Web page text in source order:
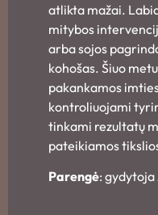
atlikta mažai.
mitybos
arba sojos
kohošas. Šiuo
pakankamos
kontroliuojami
tinkami rezultatų
pateikiamos
Parengė: